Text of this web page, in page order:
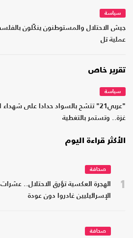
سياسة
جيش الاحتلال والمستوطنون ينكّلون
عملية تل
تقرير خاص
سياسة
"عربي21" تتشح بالسواد حدادا على
غزة.. وتستمر بالتغطية
الأكثر قراءة اليوم
1
صحافة
الهجرة العكسية تؤرق الاحتلال..
الإسرائيليين غادروا دون عودة
صحافة